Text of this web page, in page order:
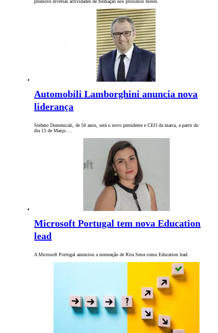
promove diversas actividades de formação nos próximos meses.
Automobili Lamborghini anuncia nova
liderança
Stefano Domenicali, de 50 anos, será o novo presidente e CEO da marca, a partir do
dia 15 de Março.…
Microsoft Portugal tem nova Education
lead
A Microsoft Portugal anunciou a nomeação de Rita Serra como Education lead.